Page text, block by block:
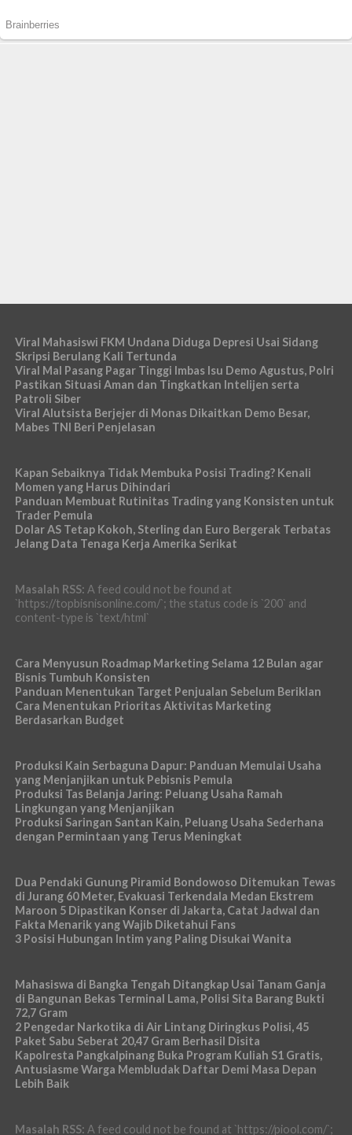
Viral Mahasiswi FKM Undana Diduga Depresi Usai Sidang
Skripsi Berulang Kali Tertunda
Viral Mal Pasang Pagar Tinggi Imbas Isu Demo Agustus, Polri
Pastikan Situasi Aman dan Tingkatkan Intelijen serta
Patroli Siber
Viral Alutsista Berjejer di Monas Dikaitkan Demo Besar,
Mabes TNI Beri Penjelasan
Kapan Sebaiknya Tidak Membuka Posisi Trading? Kenali
Momen yang Harus Dihindari
Panduan Membuat Rutinitas Trading yang Konsisten untuk
Trader Pemula
Dolar AS Tetap Kokoh, Sterling dan Euro Bergerak Terbatas
Jelang Data Tenaga Kerja Amerika Serikat
Masalah RSS: A feed could not be found at
`https://topbisnisonline.com/`; the status code is `200` and
content-type is `text/html`
Cara Menyusun Roadmap Marketing Selama 12 Bulan agar
Bisnis Tumbuh Konsisten
Panduan Menentukan Target Penjualan Sebelum Beriklan
Cara Menentukan Prioritas Aktivitas Marketing
Berdasarkan Budget
Produksi Kain Serbaguna Dapur: Panduan Memulai Usaha
yang Menjanjikan untuk Pebisnis Pemula
Produksi Tas Belanja Jaring: Peluang Usaha Ramah
Lingkungan yang Menjanjikan
Produksi Saringan Santan Kain, Peluang Usaha Sederhana
dengan Permintaan yang Terus Meningkat
Dua Pendaki Gunung Piramid Bondowoso Ditemukan Tewas
di Jurang 60 Meter, Evakuasi Terkendala Medan Ekstrem
Maroon 5 Dipastikan Konser di Jakarta, Catat Jadwal dan
Fakta Menarik yang Wajib Diketahui Fans
3 Posisi Hubungan Intim yang Paling Disukai Wanita
Mahasiswa di Bangka Tengah Ditangkap Usai Tanam Ganja
di Bangunan Bekas Terminal Lama, Polisi Sita Barang Bukti
72,7 Gram
2 Pengedar Narkotika di Air Lintang Diringkus Polisi, 45
Paket Sabu Seberat 20,47 Gram Berhasil Disita
Kapolresta Pangkalpinang Buka Program Kuliah S1 Gratis,
Antusiasme Warga Membludak Daftar Demi Masa Depan
Lebih Baik
Masalah RSS: A feed could not be found at `https://piool.com/`;